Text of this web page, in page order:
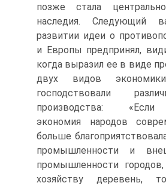
позже стала
наследия. Следующий
развитии идеи о
и Европы предпринял,
когда выразил ее в виде
двух видов
господство­вали
производства: «Если
экономия народов
больше
промышленности и
промышленности
хозяйству деревень,